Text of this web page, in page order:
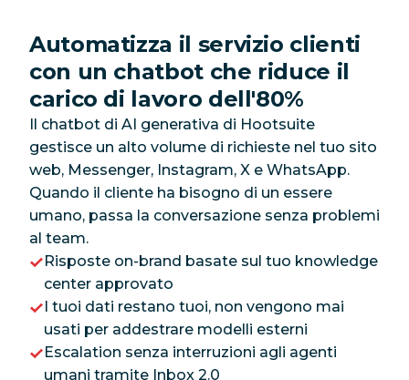
Automatizza il servizio clienti
con un chatbot che riduce il
carico di lavoro dell'80%
Il chatbot di AI generativa di Hootsuite
gestisce un alto volume di richieste nel tuo sito
web, Messenger, Instagram, X e WhatsApp.
Quando il cliente ha bisogno di un essere
umano, passa la conversazione senza problemi
al team.
Risposte on-brand basate sul tuo knowledge
center approvato
I tuoi dati restano tuoi, non vengono mai
usati per addestrare modelli esterni
Escalation senza interruzioni agli agenti
umani tramite Inbox 2.0